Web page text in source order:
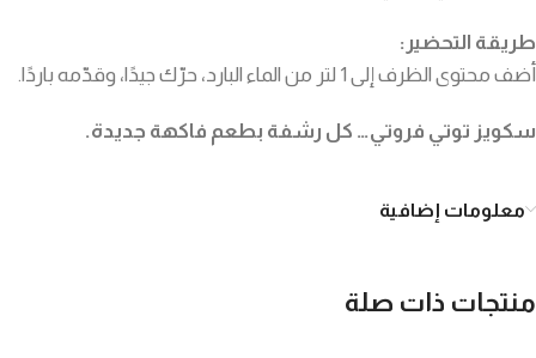
طريقة التحضير:
أضف محتوى الظرف إلى 1 لتر من الماء البارد، حرّك جيدًا، وقدّمه باردًا.
سكويز توتي فروتي… كل رشفة بطعم فاكهة جديدة.
معلومات إضافية
منتجات ذات صلة